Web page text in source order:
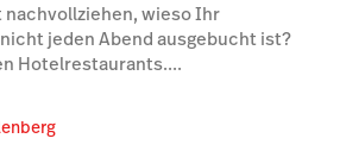
nachvollziehen, wieso Ihr
jeden Abend ausgebucht ist?
Hotelrestaurants....